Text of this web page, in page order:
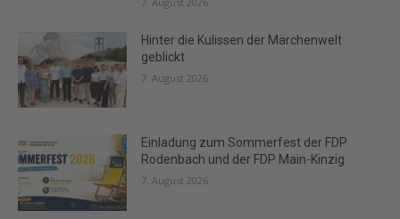
Hinter die Kulissen der Märchenwelt
geblickt
7. August 2026
Einladung zum Sommerfest der FDP
Rodenbach und der FDP Main-Kinzig
7. August 2026